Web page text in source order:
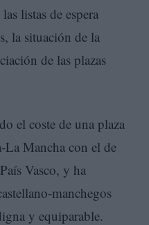
listas de espera
la situación de la
de las plazas
el coste de una plaza
La Mancha con el de
Vasco, y ha
manchegos
y equiparable.